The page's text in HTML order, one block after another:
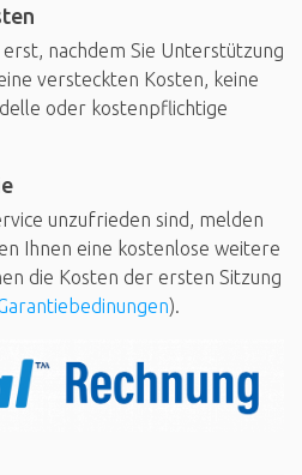
nachdem Sie Unterstützung
versteckten Kosten, keine
oder kostenpflichtige
unzufrieden sind, melden
Ihnen eine kostenlose weitere
die Kosten der ersten Sitzung
).